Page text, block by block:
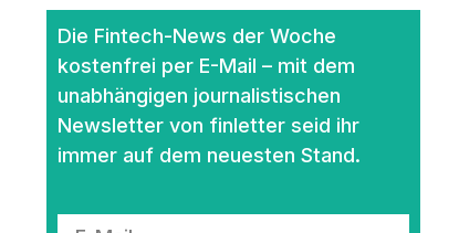
Die Fintech-News der Woche
kostenfrei per E-Mail – mit dem
unabhängigen journalistischen
Newsletter von finletter seid ihr
immer auf dem neuesten Stand.